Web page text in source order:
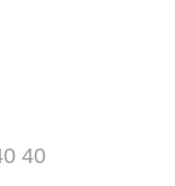
40